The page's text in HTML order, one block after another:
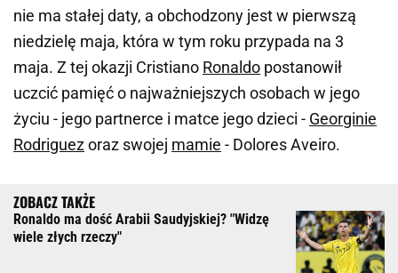
nie ma stałej daty, a obchodzony jest w pierwszą
niedzielę maja, która w tym roku przypada na 3
maja. Z tej okazji Cristiano Ronaldo postanowił
uczcić pamięć o najważniejszych osobach w jego
życiu - jego partnerce i matce jego dzieci - Georginie
Rodriguezoraz swojej mamie - Dolores Aveiro.
Ronaldo ma dość Arabii Saudyjskiej? "Widzę
wiele złych rzeczy"